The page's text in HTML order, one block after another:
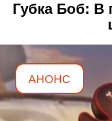
Губка Боб: В
АНОНС